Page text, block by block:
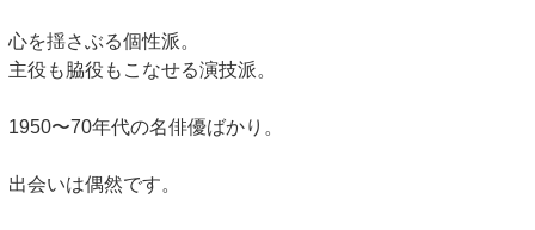
心を揺さぶる個性派。
主役も脇役もこなせる演技派。
1950〜70年代の名俳優ばかり。
出会いは偶然です。